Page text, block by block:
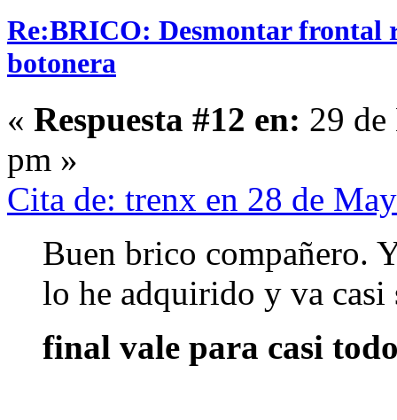
Re:BRICO: Desmontar frontal
botonera
« Respuesta #12 en: 29
pm »
Cita de: trenx en 28 de
Buen brico compañero.
lo he adquirido y va
final vale para casi